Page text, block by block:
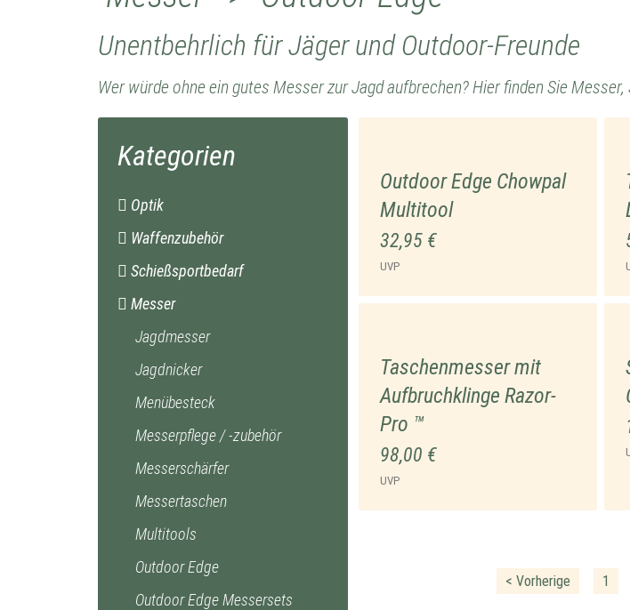
Unentbehrlich für Jäger und Outdoor-Freunde
Wer würde ohne ein gutes Messer zur Jagd aufbrechen? Hier finden Sie
Kategorien
Optik
Waffenzubehör
Schießsportbedarf
Messer
Jagdmesser
Jagdnicker
Menübesteck
Messerpflege / -zubehör
Messerschärfer
Messertaschen
Multitools
Outdoor Edge
Outdoor Edge Messersets
Outdoor Edge Chowpal
Multitool
32,95 €
UVP
Taschenmesser mit
Aufbruchklinge Razor-
Pro ™
98,00 €
UVP
< Vorherige 1